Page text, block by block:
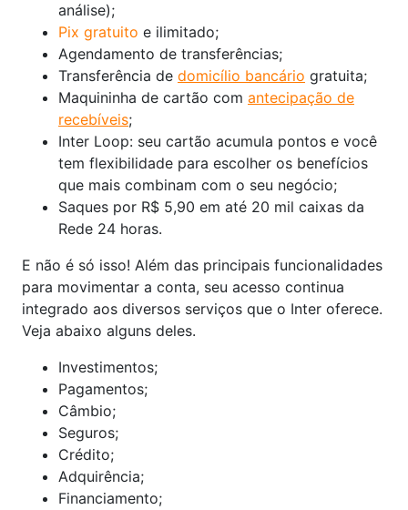
análise);
Pix gratuito e ilimitado;
Agendamento de transferências;
Transferência de domicílio bancário gratuita;
Maquininha de cartão com antecipação de
recebíveis;
Inter Loop: seu cartão acumula pontos e você
tem flexibilidade para escolher os benefícios
que mais combinam com o seu negócio;
Saques por R$ 5,90 em até 20 mil caixas da
Rede 24 horas.
E não é só isso! Além das principais funcionalidades
para movimentar a conta, seu acesso continua
integrado aos diversos serviços que o Inter oferece.
Veja abaixo alguns deles.
Investimentos;
Pagamentos;
Câmbio;
Seguros;
Crédito;
Adquirência;
Financiamento;